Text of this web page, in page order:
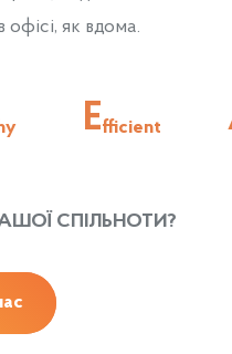
як вдома.
Efficient
СПІЛЬНОТИ?